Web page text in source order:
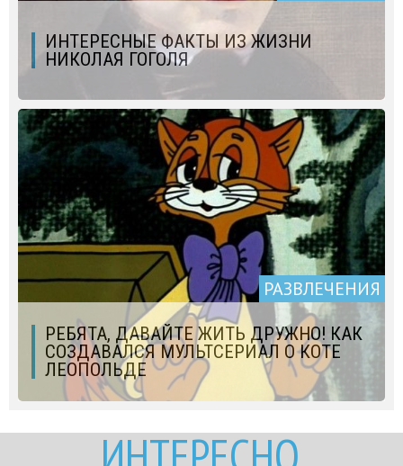
ИНТЕРЕСНЫЕ ФАКТЫ ИЗ ЖИЗНИ
НИКОЛАЯ ГОГОЛЯ
РАЗВЛЕЧЕНИЯ
РЕБЯТА, ДАВАЙТЕ ЖИТЬ ДРУЖНО! КАК
СОЗДАВАЛСЯ МУЛЬТСЕРИАЛ О КОТЕ
ЛЕОПОЛЬДЕ